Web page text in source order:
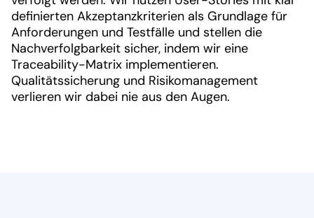
definierten Akzeptanzkriterien als Grundlage für
Anforderungen und Testfälle und stellen die
Nachverfolgbarkeit sicher, indem wir eine
Traceability-Matrix implementieren.
Qualitätssicherung und Risikomanagement
verlieren wir dabei nie aus den Augen.